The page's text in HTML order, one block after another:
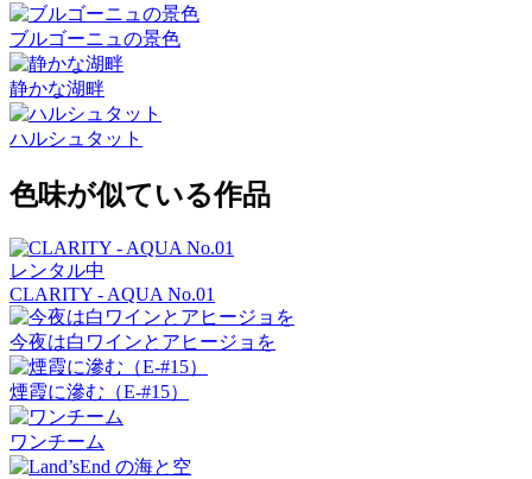
ブルゴーニュの景色
静かな湖畔
ハルシュタット
色味が似ている作品
レンタル中
CLARITY - AQUA No.01
今夜は白ワインとアヒージョを
煙霞に滲む（E-#15）
ワンチーム